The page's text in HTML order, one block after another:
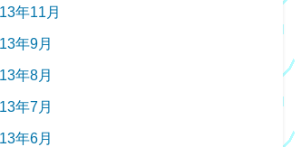
年11月
年9月
年8月
年7月
年6月